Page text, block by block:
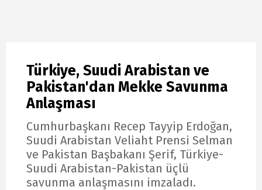
Türkiye, Suudi Arabistan ve
Pakistan'dan Mekke Savunma
Anlaşması
Cumhurbaşkanı Recep Tayyip Erdoğan,
Suudi Arabistan Veliaht Prensi Selman
ve Pakistan Başbakanı Şerif, Türkiye-
Suudi Arabistan-Pakistan üçlü
savunma anlaşmasını imzaladı.